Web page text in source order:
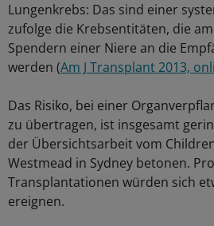
Lungenkrebs: Das sind einer
zufolge die Krebsentitäten, die
Spendern einer Niere an die
werden (Am J Transplant 2013,
Das Risiko, bei einer
zu übertragen, ist insgesamt
der Übersichtsarbeit vom
Westmead in Sydney betonen.
Transplantationen würden sich
ereignen.